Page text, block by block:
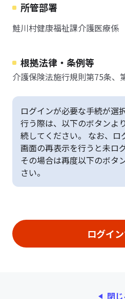
所管部署
鮭川村健康福祉課介護医療係
根拠法律・条例等
介護保険法施行規則第75条、
ログインが必要な手続が選
行う際は、以下のボタンよ
続してください。 なお、ロ
画面の再表示を行うと未ロ
その場合は再度以下のボタ
さい。
閉